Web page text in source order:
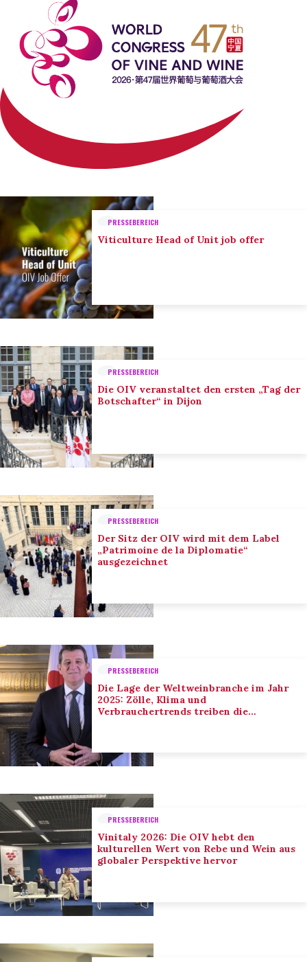
PRESSEBEREICH
Viticulture Head of Unit job offer
PRESSEBEREICH
Die OIV veranstaltet den ersten „Tag der
Botschafter“ in Dijon
PRESSEBEREICH
Der Sitz der OIV wird mit dem Label
„Patrimoine de la Diplomatie“
ausgezeichnet
PRESSEBEREICH
Die Lage der Weltweinbranche im Jahr
2025: Zölle, Klima und
Verbrauchertrends treiben die
PRESSEBEREICH
Vinitaly 2026: Die OIV hebt den
kulturellen Wert von Rebe und Wein aus
globaler Perspektive hervor